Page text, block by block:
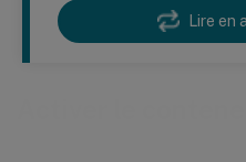
Lire en